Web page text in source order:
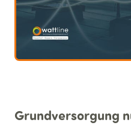
Grundversorgung